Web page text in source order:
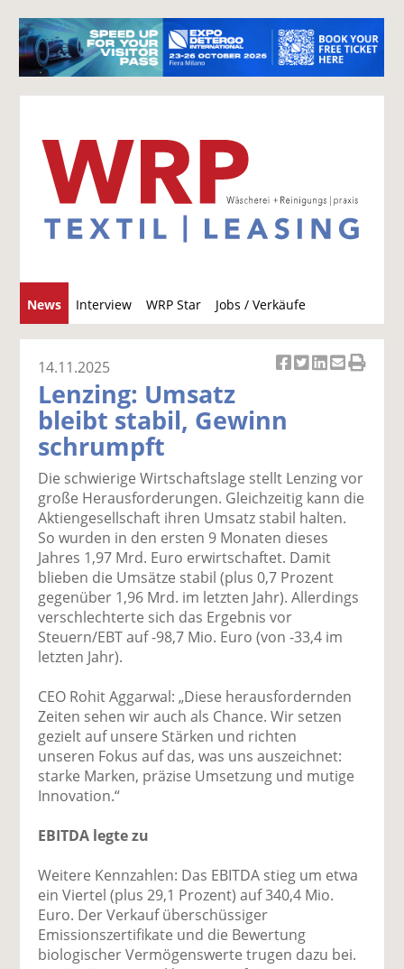
News Interview WRP Star Jobs / Verkäufe
u
c
k
uf
F
ac
e
b
o
o
k
te
n
wi
tt
er
n
uf
Li
n
k
e
di
n
il
er
E
m
l
v
er
n
n
ru
ck
14.11.2025
Lenzing: Umsatz
bleibt stabil, Gewinn
schrumpft
Die schwierige Wirtschaftslage stellt Lenzing vor
große Herausforderungen. Gleichzeitig kann die
Aktiengesellschaft ihren Umsatz stabil halten.
So wurden in den ersten 9 Monaten dieses
Jahres 1,97 Mrd. Euro erwirtschaftet. Damit
blieben die Umsätze stabil (plus 0,7 Prozent
gegenüber 1,96 Mrd. im letzten Jahr). Allerdings
verschlechterte sich das Ergebnis vor
Steuern/EBT auf -98,7 Mio. Euro (von -33,4 im
letzten Jahr).
CEO Rohit Aggarwal: „Diese herausfordernden
Zeiten sehen wir auch als Chance. Wir setzen
gezielt auf unsere Stärken und richten
unseren Fokus auf das, was uns auszeichnet:
starke Marken, präzise Umsetzung und mutige
Innovation.“
EBITDA legte zu
Weitere Kennzahlen: Das EBITDA stieg um etwa
ein Viertel (plus 29,1 Prozent) auf 340,4 Mio.
Euro. Der Verkauf überschüssiger
Emissionszertifikate und die Bewertung
biologischer Vermögenswerte trugen dazu bei.